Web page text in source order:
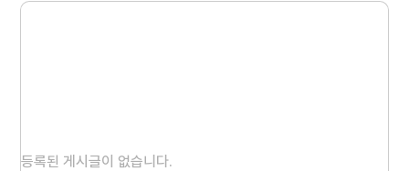
등록된 게시글이 없습니다.